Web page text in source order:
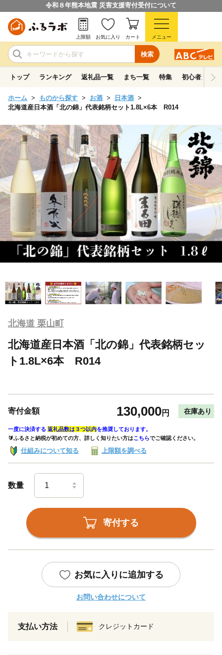
令和８年熊本地震 災害支援寄付受付について
検索
上限額 お気に入り カート メニュー
トップ ランキング 返礼品一覧 まち一覧 特集 初心者ガイド
ホーム ものから探す お酒
日本酒
北海道産日本酒「北の錦」代表銘柄セット1.8L×6本 R014
北海道 栗山町
北海道産日本酒「北の錦」代表銘柄セッ
ト1.8L×6本 R014
寄付金額 130,000円 在庫あり
一度に決済する 返礼品数は３つ以内を推奨しております。
🔰ふるさと納税が初めての方、詳しく知りたい方はこちらでご確認ください。
仕組みについて知る 上限額を調べる
数量
寄付する
お気に入りに追加する
お問い合わせについて
支払い方法 クレジットカード